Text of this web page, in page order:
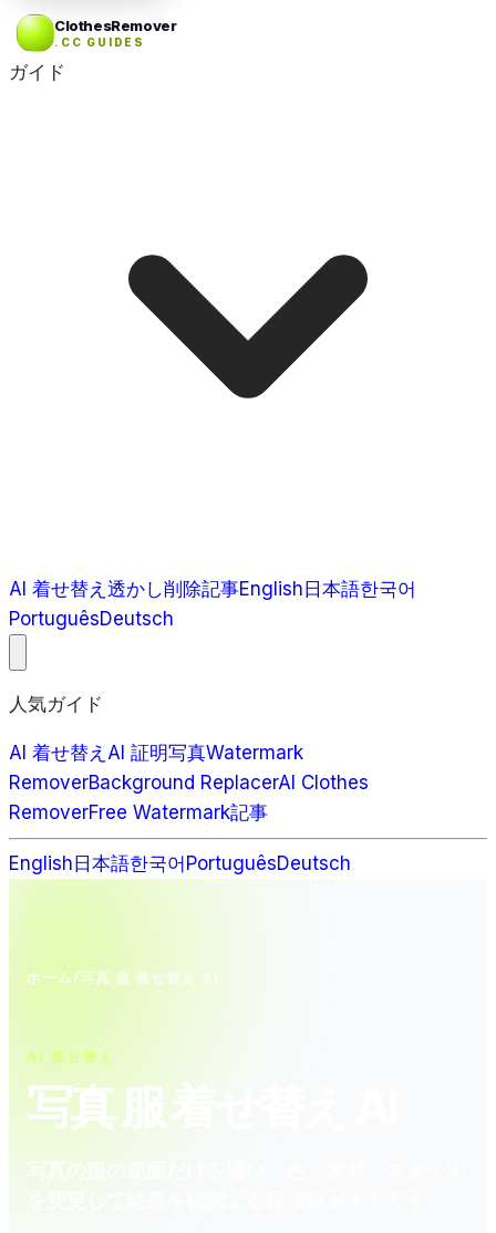
ClothesRemover
.CC GUIDES
ガイド
AI 着せ替え 透かし削除記事English 日本語한국어
PortuguêsDeutsch
人気ガイド
AI 着せ替え AI 証明写真Watermark
RemoverBackground ReplacerAI Clothes
RemoverFree Watermark記事
English 日本語한국어 PortuguêsDeutsch
ホーム/写真 服 着せ替え AI
AI 着せ替え
写真 服 着せ替え AI
写真の服の範囲だけを選び、色、素材、スタイル